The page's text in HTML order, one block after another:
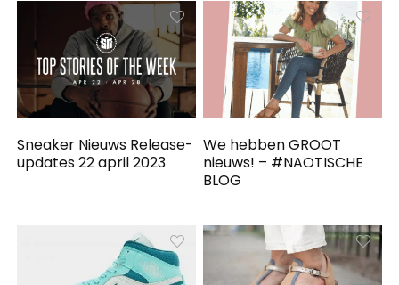
Sneaker Nieuws Release-
updates 22 april 2023
We hebben GROOT
nieuws! – #NAOTISCHE
BLOG